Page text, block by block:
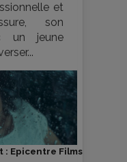
et
son
un jeune
: Epicentre Films